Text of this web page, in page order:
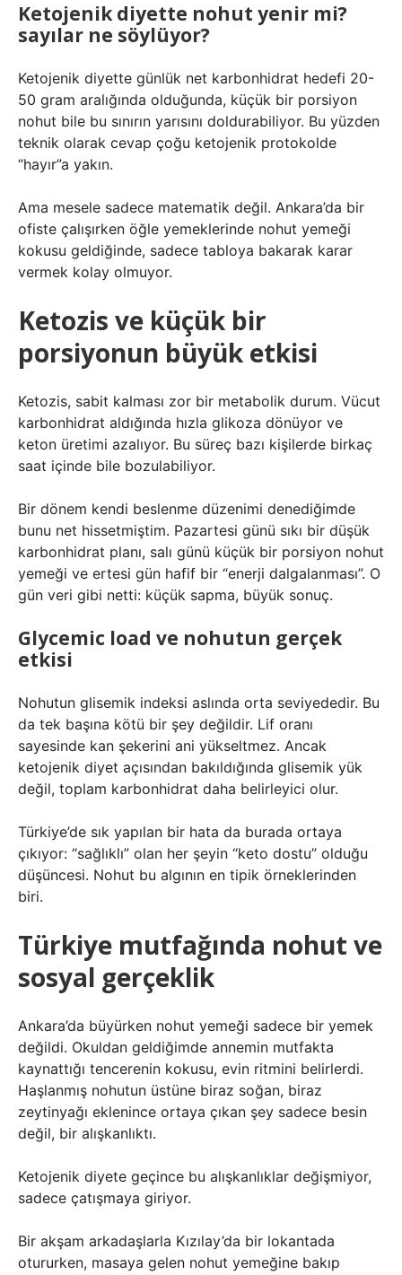
Ketojenik diyette nohut yenir mi?
sayılar ne söylüyor?
Ketojenik diyette günlük net karbonhidrat hedefi 20-
50 gram aralığında olduğunda, küçük bir porsiyon
nohut bile bu sınırın yarısını doldurabiliyor. Bu yüzden
teknik olarak cevap çoğu ketojenik protokolde
“hayır”a yakın.
Ama mesele sadece matematik değil. Ankara’da bir
ofiste çalışırken öğle yemeklerinde nohut yemeği
kokusu geldiğinde, sadece tabloya bakarak karar
vermek kolay olmuyor.
Ketozis ve küçük bir
porsiyonun büyük etkisi
Ketozis, sabit kalması zor bir metabolik durum. Vücut
karbonhidrat aldığında hızla glikoza dönüyor ve
keton üretimi azalıyor. Bu süreç bazı kişilerde birkaç
saat içinde bile bozulabiliyor.
Bir dönem kendi beslenme düzenimi denediğimde
bunu net hissetmiştim. Pazartesi günü sıkı bir düşük
karbonhidrat planı, salı günü küçük bir porsiyon nohut
yemeği ve ertesi gün hafif bir “enerji dalgalanması”. O
gün veri gibi netti: küçük sapma, büyük sonuç.
Glycemic load ve nohutun gerçek
etkisi
Nohutun glisemik indeksi aslında orta seviyededir. Bu
da tek başına kötü bir şey değildir. Lif oranı
sayesinde kan şekerini ani yükseltmez. Ancak
ketojenik diyet açısından bakıldığında glisemik yük
değil, toplam karbonhidrat daha belirleyici olur.
Türkiye’de sık yapılan bir hata da burada ortaya
çıkıyor: “sağlıklı” olan her şeyin “keto dostu” olduğu
düşüncesi. Nohut bu algının en tipik örneklerinden
biri.
Türkiye mutfağında nohut ve
sosyal gerçeklik
Ankara’da büyürken nohut yemeği sadece bir yemek
değildi. Okuldan geldiğimde annemin mutfakta
kaynattığı tencerenin kokusu, evin ritmini belirlerdi.
Haşlanmış nohutun üstüne biraz soğan, biraz
zeytinyağı eklenince ortaya çıkan şey sadece besin
değil, bir alışkanlıktı.
Ketojenik diyete geçince bu alışkanlıklar değişmiyor,
sadece çatışmaya giriyor.
Bir akşam arkadaşlarla Kızılay’da bir lokantada
otururken, masaya gelen nohut yemeğine bakıp